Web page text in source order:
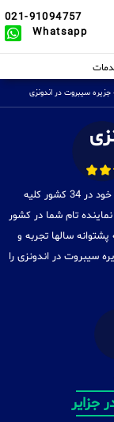
021-91094757
Whatsapp
جزیره سیبروت در اندونزی
(Sabtta Group) با ایجاد شعب خود در 34 کشور کلیه
تام شما در کشور
پشتوانه سالها تجربه و
سیبروت در اندونزی را
جزایر